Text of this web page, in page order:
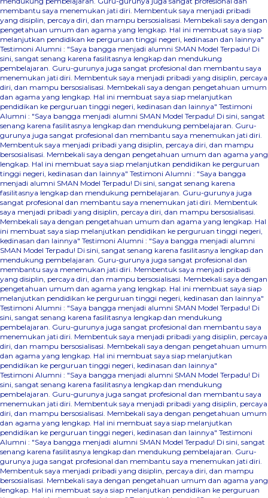
membantu saya menemukan jati diri. Membentuk saya menjadi pribadi
yang disiplin, percaya diri, dan mampu bersosialisasi. Membekali saya dengan
pengetahuan umum dan agama yang lengkap. Hal ini membuat saya siap
melanjutkan pendidikan ke perguruan tinggi negeri, kedinasan dan lainnya"
Testimoni Alumni : "Saya bangga menjadi alumni SMAN Model Terpadu! Di
sini, sangat senang karena fasilitasnya lengkap dan mendukung
pembelajaran. Guru-gurunya juga sangat profesional dan membantu saya
menemukan jati diri. Membentuk saya menjadi pribadi yang disiplin, percaya
diri, dan mampu bersosialisasi. Membekali saya dengan pengetahuan umum
dan agama yang lengkap. Hal ini membuat saya siap melanjutkan
pendidikan ke perguruan tinggi negeri, kedinasan dan lainnya" Testimoni
Alumni : "Saya bangga menjadi alumni SMAN Model Terpadu! Di sini, sangat
senang karena fasilitasnya lengkap dan mendukung pembelajaran. Guru-
gurunya juga sangat profesional dan membantu saya menemukan jati diri.
Membentuk saya menjadi pribadi yang disiplin, percaya diri, dan mampu
bersosialisasi. Membekali saya dengan pengetahuan umum dan agama yang
lengkap. Hal ini membuat saya siap melanjutkan pendidikan ke perguruan
tinggi negeri, kedinasan dan lainnya" Testimoni Alumni : "Saya bangga
menjadi alumni SMAN Model Terpadu! Di sini, sangat senang karena
fasilitasnya lengkap dan mendukung pembelajaran. Guru-gurunya juga
sangat profesional dan membantu saya menemukan jati diri. Membentuk
saya menjadi pribadi yang disiplin, percaya diri, dan mampu bersosialisasi.
Membekali saya dengan pengetahuan umum dan agama yang lengkap. Hal
ini membuat saya siap melanjutkan pendidikan ke perguruan tinggi negeri,
kedinasan dan lainnya" Testimoni Alumni : "Saya bangga menjadi alumni
SMAN Model Terpadu! Di sini, sangat senang karena fasilitasnya lengkap dan
mendukung pembelajaran. Guru-gurunya juga sangat profesional dan
membantu saya menemukan jati diri. Membentuk saya menjadi pribadi
yang disiplin, percaya diri, dan mampu bersosialisasi. Membekali saya dengan
pengetahuan umum dan agama yang lengkap. Hal ini membuat saya siap
melanjutkan pendidikan ke perguruan tinggi negeri, kedinasan dan lainnya"
Testimoni Alumni : "Saya bangga menjadi alumni SMAN Model Terpadu! Di
sini, sangat senang karena fasilitasnya lengkap dan mendukung
pembelajaran. Guru-gurunya juga sangat profesional dan membantu saya
menemukan jati diri. Membentuk saya menjadi pribadi yang disiplin, percaya
diri, dan mampu bersosialisasi. Membekali saya dengan pengetahuan umum
dan agama yang lengkap. Hal ini membuat saya siap melanjutkan
pendidikan ke perguruan tinggi negeri, kedinasan dan lainnya"
Testimoni Alumni : "Saya bangga menjadi alumni SMAN Model Terpadu! Di
sini, sangat senang karena fasilitasnya lengkap dan mendukung
pembelajaran. Guru-gurunya juga sangat profesional dan membantu saya
menemukan jati diri. Membentuk saya menjadi pribadi yang disiplin, percaya
diri, dan mampu bersosialisasi. Membekali saya dengan pengetahuan umum
dan agama yang lengkap. Hal ini membuat saya siap melanjutkan
pendidikan ke perguruan tinggi negeri, kedinasan dan lainnya" Testimoni
Alumni : "Saya bangga menjadi alumni SMAN Model Terpadu! Di sini, sangat
senang karena fasilitasnya lengkap dan mendukung pembelajaran. Guru-
gurunya juga sangat profesional dan membantu saya menemukan jati diri.
Membentuk saya menjadi pribadi yang disiplin, percaya diri, dan mampu
bersosialisasi. Membekali saya dengan pengetahuan umum dan agama yang
lengkap. Hal ini membuat saya siap melanjutkan pendidikan ke perguruan